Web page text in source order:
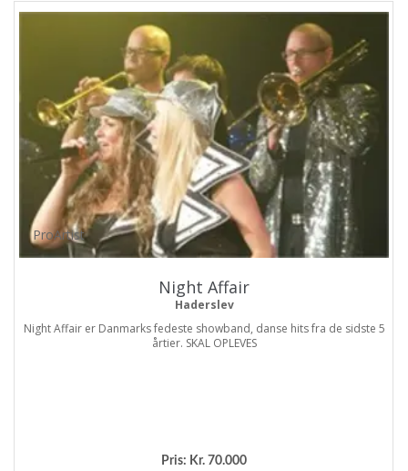
ProArtist
Night Affair
Haderslev
Night Affair er Danmarks fedeste showband, danse hits fra de sidste 5
årtier. SKAL OPLEVES
Pris: Kr. 70.000